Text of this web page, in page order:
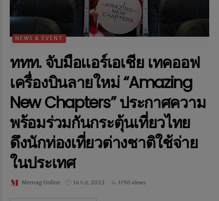
NEWS & EVENT
ททท. จับมือแอร์เอเชีย เทคออฟ
เครื่องบินลายใหม่ “Amazing
New Chapters” ประกาศความ
พร้อมร่วมกันกระตุ้นเที่ยวไทย
ดึงนักท่องเที่ยวต่างชาติใช้จ่าย
ในประเทศ
Memag Online 16 ก.ย. 2022 1190 views